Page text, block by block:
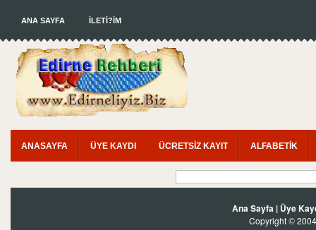
ANA SAYFA İLETİ?İM
ANASAYFA ÜYE KAYDI ÜCRETSİZ KAYIT ALFABETİK
Ana Sayfa | Üye
Copyright ©